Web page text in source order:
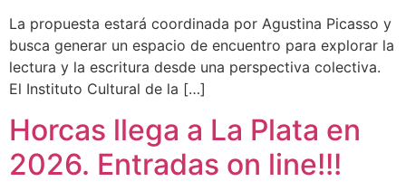
La propuesta estará coordinada por Agustina Picasso y
busca generar un espacio de encuentro para explorar la
lectura y la escritura desde una perspectiva colectiva.
El Instituto Cultural de la […]
Horcas llega a La Plata en
2026. Entradas on line!!!